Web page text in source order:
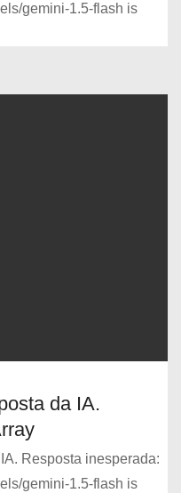
gemini-1.5-flash is
da IA.
Resposta inesperada:
gemini-1.5-flash is